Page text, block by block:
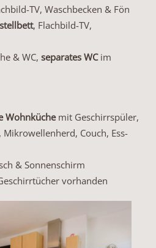
TV, Waschbecken & Fön
, Flachbild-TV,
& WC, separates WCim
Wohnküchemit Geschirrspüler,
Couch, Ess-
& Sonnenschirm
vorhanden